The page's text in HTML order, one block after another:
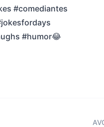
#comediantes
#humor😂